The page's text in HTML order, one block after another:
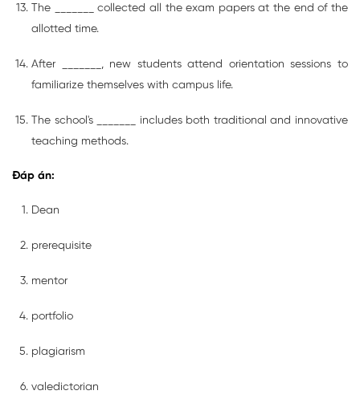
The _______ collected all the exam papers at the end of the
allotted time.
After _______, new students attend orientation sessions to
familiarize themselves with campus life.
The school's _______ includes both traditional and innovative
teaching methods.
Đáp án:
Dean
prerequisite
mentor
portfolio
plagiarism
valedictorian